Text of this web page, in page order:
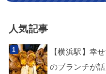
人気記事
【横浜駅】幸
のブランチが